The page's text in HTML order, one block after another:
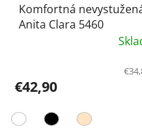
Komfortná
Anita Clara 5460
€42,90